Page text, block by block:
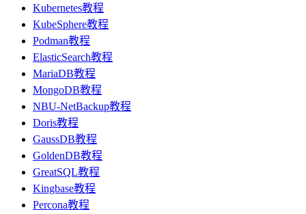
Kubernetes教程
KubeSphere教程
Podman教程
ElasticSearch教程
MariaDB教程
MongoDB教程
NBU-NetBackup教程
Doris教程
GaussDB教程
GoldenDB教程
GreatSQL教程
Kingbase教程
Percona教程